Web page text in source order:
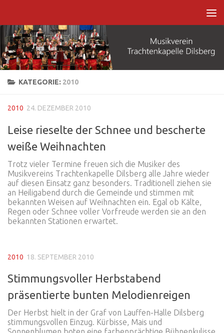
KATEGORIE: 2010
2010 24. DEZEMBER 2010
Leise rieselte der Schnee und bescherte
weiße Weihnachten
Trotz vieler Termine freuen sich die Musiker des
Musikvereins Trachtenkapelle Dilsberg alle Jahre wieder
auf diesen Einsatz ganz besonders. Traditionell ziehen sie
an Heiligabend durch die Gemeinde und stimmen mit
bekannten Weisen auf Weihnachten ein. Egal ob Kälte,
Regen oder Schnee voller Vorfreude werden sie an den
bekannten Stationen erwartet.
2010 18. SEPTEMBER 2010
Stimmungsvoller Herbstabend
präsentierte bunten Melodienreigen
Der Herbst hielt in der Graf von Lauffen-Halle Dilsberg
stimmungsvollen Einzug. Kürbisse, Mais und